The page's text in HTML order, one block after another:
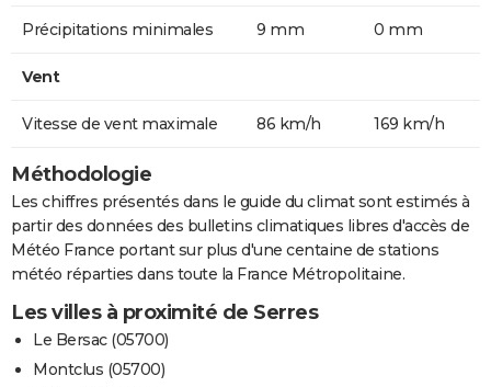
Précipitations minimales 9 mm 0 mm
Vent
Vitesse de vent maximale 86 km/h 169 km/h
Méthodologie
Les chiffres présentés dans le guide du climat sont estimés à
partir des données des bulletins climatiques libres d'accès de
Météo France portant sur plus d'une centaine de stations
météo réparties dans toute la France Métropolitaine.
Les villes à proximité de Serres
Le Bersac (05700)
Montclus (05700)